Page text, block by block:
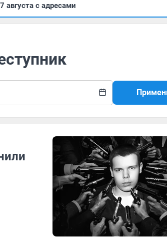
августа с адресами